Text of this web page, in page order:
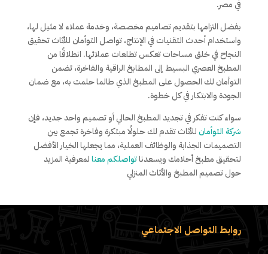
في مصر.
بفضل التزامها بتقديم تصاميم مخصصة، وخدمة عملاء لا مثيل لها،
واستخدام أحدث التقنيات في الإنتاج، تواصل التوأمان للأثاث تحقيق
النجاح في خلق مساحات تعكس تطلعات عملائها. انطلاقًا من
المطبخ العصري البسيط إلى المطابخ الراقية والفاخرة، تضمن
التوأمان لك الحصول على المطبخ الذي طالما حلمت به، مع ضمان
الجودة والابتكار في كل خطوة.
سواء كنت تفكر في تجديد المطبخ الحالي أو تصميم واحد جديد، فإن
شركة التوأمانللأثاث تقدم لك حلولًا مبتكرة وفاخرة تجمع بين
التصميمات الجذابة والوظائف العملية، مما يجعلها الخيار الأفضل
لتحقيق مطبخ أحلامك ويسعدناتواصلكم معنالمعرفية المزيد
حول تصميم المطبخ والأثاث المنزلي
روابط التواصل الاجتماعي